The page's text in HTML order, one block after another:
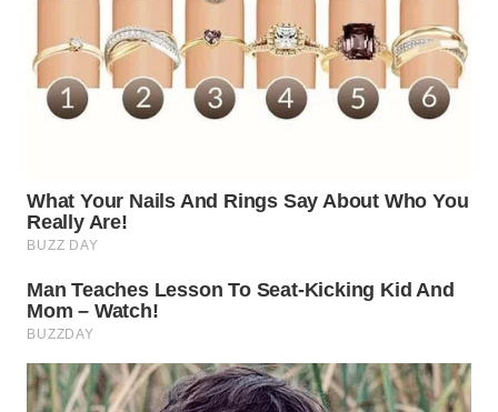
WN
MAJALENGKA
WN
SUKABUMI
WN
PURWAKARTA
WN
PRIANGAN